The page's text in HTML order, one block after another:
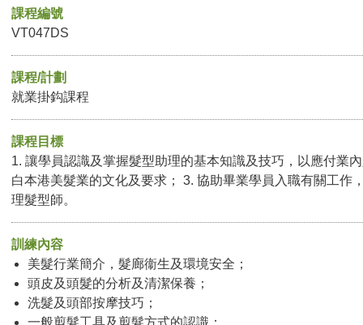
課程編號
VT047DS
課程/計劃
就業掛鈎課程
課程目標
1. 讓學員認識及掌握髮型助理的基本知識及技巧，以應付業
白本港美髮業的文化及要求； 3. 協助畢業學員入職有關工作
理髮型師。
訓練內容
美髮行業簡介，髮廊衞生及環境安全；
頭皮及頭髮的分析及清潔保養；
洗髮及頭部按摩技巧；